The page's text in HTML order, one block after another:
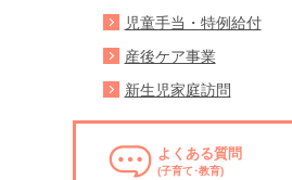
児童手当・特例給付
産後ケア事業
新生児家庭訪問
よくある質問
(子育て･教育)